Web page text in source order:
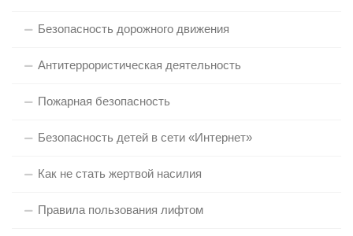
Безопасность дорожного движения
Антитеррористическая деятельность
Пожарная безопасность
Безопасность детей в сети «Интернет»
Как не стать жертвой насилия
Правила пользования лифтом